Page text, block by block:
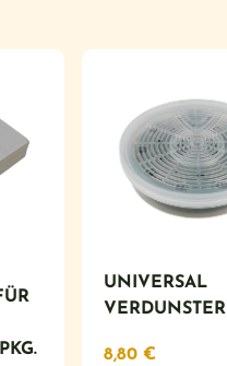
UNIVERSAL
VERDUNSTER
8,80€